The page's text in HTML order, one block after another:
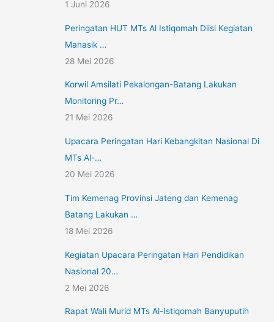
1 Juni 2026
Peringatan HUT MTs Al Istiqomah Diisi Kegiatan
Manasik …
28 Mei 2026
Korwil Amsilati Pekalongan-Batang Lakukan
Monitoring Pr…
21 Mei 2026
Upacara Peringatan Hari Kebangkitan Nasional Di
MTs Al-…
20 Mei 2026
Tim Kemenag Provinsi Jateng dan Kemenag
Batang Lakukan …
18 Mei 2026
Kegiatan Upacara Peringatan Hari Pendidikan
Nasional 20…
2 Mei 2026
Rapat Wali Murid MTs Al-Istiqomah Banyuputih